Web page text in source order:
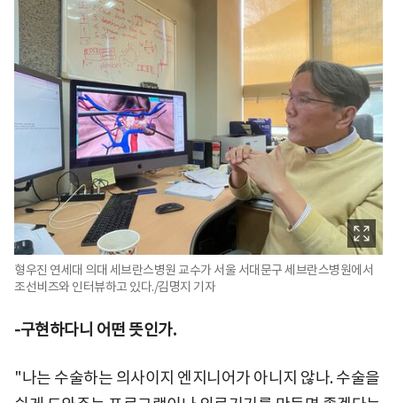
형우진 연세대 의대 세브란스병원 교수가 서울 서대문구 세브란스병원에서
조선비즈와 인터뷰하고 있다./김명지 기자
-구현하다니 어떤 뜻인가.
"나는 수술하는 의사이지 엔지니어가 아니지 않나. 수술을